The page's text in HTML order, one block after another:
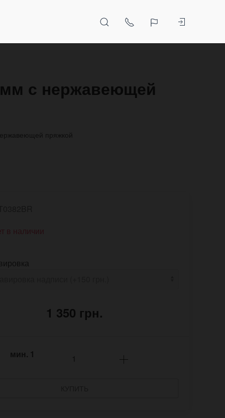
с нержавеющей
пряжкой
в наличии
1 350 грн.
мин. 1